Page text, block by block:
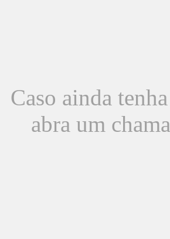
Caso ainda
abra um